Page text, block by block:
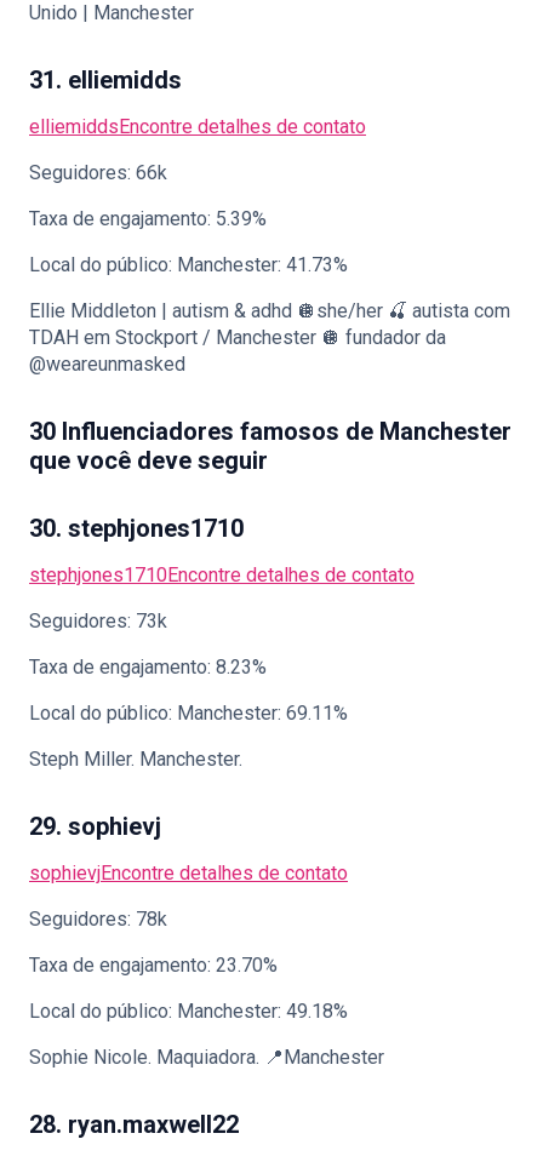
Unido | Manchester
31. elliemidds
elliemiddsEncontre detalhes de contato
Seguidores: 66k
Taxa de engajamento: 5.39%
Local do público: Manchester: 41.73%
Ellie Middleton | autism & adhd 🪩she/her 🍒 autista com
TDAH em Stockport / Manchester 🪩 fundador da
@weareunmasked
30 Influenciadores famosos de Manchester
que você deve seguir
30. stephjones1710
stephjones1710Encontre detalhes de contato
Seguidores: 73k
Taxa de engajamento: 8.23%
Local do público: Manchester: 69.11%
Steph Miller. Manchester.
29. sophievj
sophievjEncontre detalhes de contato
Seguidores: 78k
Taxa de engajamento: 23.70%
Local do público: Manchester: 49.18%
Sophie Nicole. Maquiadora. 📍Manchester
28. ryan.maxwell22